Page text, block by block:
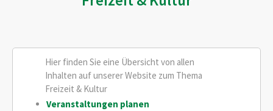
Hier finden Sie eine Übersicht von allen
Inhalten auf unserer Website zum Thema
Freizeit & Kultur
Veranstaltungen planen